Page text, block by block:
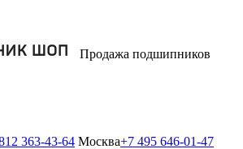
Продажа подшипников
363-43-64 Москва+7 495 646-01-47